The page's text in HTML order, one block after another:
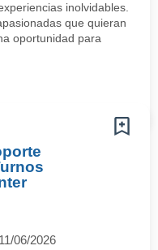
inolvidables.
que quieran
oportunidad para
11/06/2026